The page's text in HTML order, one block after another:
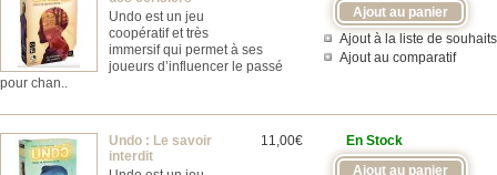
Ajout à la liste de souhaits
Ajout au comparatif
Undo est un jeu
coopératif et très
immersif qui permet à ses
joueurs d’influencer le passé
pour chan..
En Stock
11,00€
Undo : Le savoir
interdit